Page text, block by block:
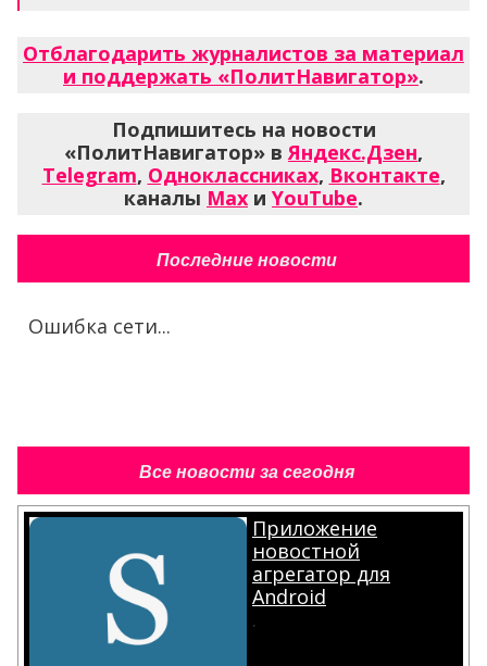
Отблагодарить журналистов за материал
и поддержать «ПолитНавигатор».
Подпишитесь на новости
«ПолитНавигатор» вЯндекс.Дзен,
Telegram, Одноклассниках, Вконтакте,
каналы Max и YouTube.
Последние новости
Ошибка сети...
Все новости за сегодня
Приложение
новостной
агрегатор для
Android
.